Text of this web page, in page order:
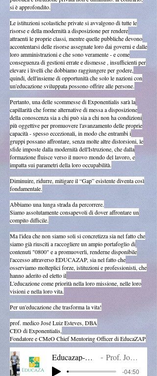
si è approfondito.
Le istituzioni scolastiche private si avvalgono di tutte le
risorse e della modernità a disposizione per rendere
attraenti le proprie classi, mentre quelle pubbliche devono
accontentarsi delle risorse assegnate loro dai governi e dalle
loro amministrazioni e che sono veramente - e come
conseguenza di gestioni errate e dismesse , insufficienti per
elevare i livelli che dobbiamo raggiungere per godere,
quindi, dell'insieme di opportunità che solo le nazioni con
un'educazione sviluppata possono offrire alle persone.
Pertanto, una delle scommesse di Exponentialis sarà la
capillarità che forme alternative di messa a disposizione
della conoscenza sia a chi può sia a chi non ha condizioni
più oggettive per promuovere l'avanzamento delle proprie
capacità - spesso eccezionali, in modo che entrambi i
gruppi possano affrontare, senza molte altre distorsioni, le
sfide imposte dalla modernità dell'Istruzione, che dalla
formazione fluisce verso il nuovo mondo del lavoro, e
impatta sui parametri della loro occupabilità.
Diminuire, ridurre, mitigare il “Gap” esistente diventa così
fondamentale.
Abbiamo una lunga strada da percorrere.
Siamo assolutamente consapevoli di dover affrontare un
compito difficile.
Ma l'idea che non siamo soli si concretizza sia nel fatto che
siamo già riusciti a raccogliere un ampio portafoglio di
contenuti "0800" e a promuoverli, renderne disponibile
l'accesso attraverso EDUCAZAP, sia nel fatto che
osserviamo molteplici forze, istituzioni e professionisti, che
hanno aderito ed eletto il
L'educazione come priorità nella loro missione, nelle loro
visioni e nella loro vita.
Per un'educazione che trasforma la vita!
prof. medico José Luiz Esteves, DBA
CEO di Exponentialis,
Fondatore e CMeO Chief Mentoring Officer di EducaZAP
Educazap-Lançamento.mp3 Prof. Jose Luiz Esteves
-04:50